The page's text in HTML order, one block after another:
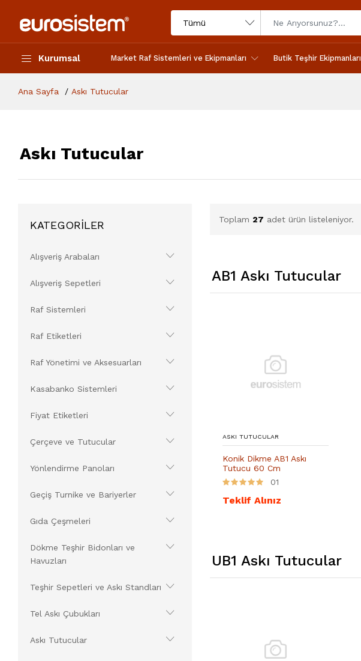
Kurumsal Market Raf Sistemleri ve Ekipmanları Butik Teşhir Ekipmanları
Ana Sayfa Askı Tutucular
Askı Tutucular
KATEGORİLER
Alışveriş Arabaları
Alışveriş Sepetleri
Raf Sistemleri
Raf Etiketleri
Raf Yönetimi ve Aksesuarları
Kasabanko Sistemleri
Fiyat Etiketleri
Çerçeve ve Tutucular
Yönlendirme Panoları
Geçiş Turnike ve Bariyerler
Gıda Çeşmeleri
Dökme Teşhir Bidonları ve
Havuzları
Teşhir Sepetleri ve Askı Standları
Tel Askı Çubukları
Askı Tutucular
Toplam 27 adet ürün listeleniyor.
AB1 Askı Tutucular
ASKI TUTUCULAR
Konik Dikme AB1 Askı
Tutucu 60 Cm
01
Teklif Alınız
UB1 Askı Tutucular